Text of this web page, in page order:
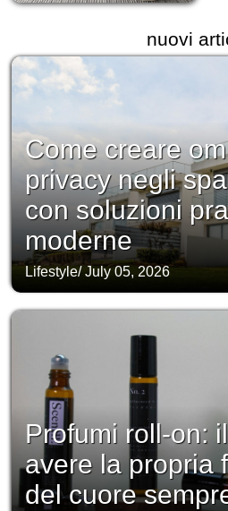
nuovi
Come creare
privacy negli
con soluzioni
moderne
Lifestyle/July 05, 2026
Profumi roll-on:
avere la propria
del cuore